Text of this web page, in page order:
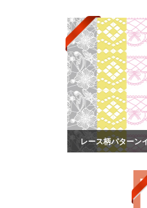
レース柄パターン